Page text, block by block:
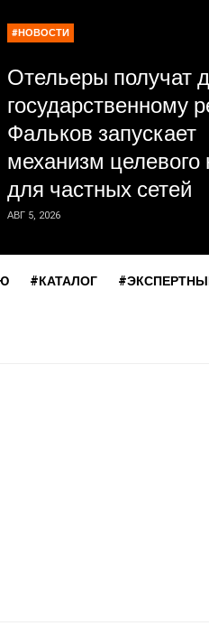
#НОВОСТИ
Отельеры получат
государственному
Фальков запускает
механизм целевого
для частных сетей
АВГ 5, 2026
#КАТАЛОГ